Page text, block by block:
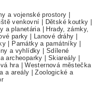
a vojenské prostory |
venkovní | Dětské koutky |
a planetária | Hrady, zámky,
parky | Lanové dráhy |
| Památky a památníky |
a vyhlídky | Sdílené
archeoparky | Skiareály |
hra |Westernová městečka
a areály |Zoologické a